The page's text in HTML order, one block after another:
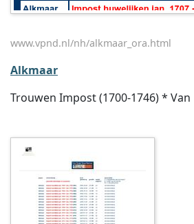
www.vpnd.nl/nh/alkmaar_ora.html
Alkmaar
Trouwen Impost (1700-1746) *